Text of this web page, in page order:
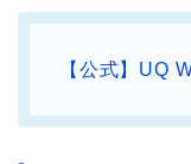
【公式】UQ